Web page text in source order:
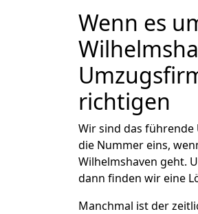
Wenn es
richtigen
Wir sind das
die Nummer eins,
Wilhelmshaven geht.
dann finden wir eine
Manchmal ist der